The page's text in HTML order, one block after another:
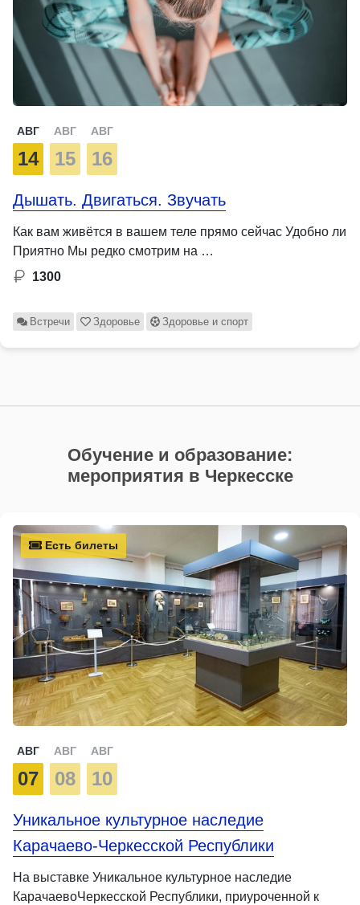
АВГ
14
АВГ
15
АВГ
16
Дышать. Двигаться. Звучать
Как вам живётся в вашем теле прямо сейчас Удобно ли
Приятно Мы редко смотрим на …
1300
Встречи Здоровье Здоровье и спорт
Обучение и образование:
мероприятия в Черкесске
Есть билеты
АВГ
07
АВГ
08
АВГ
10
Уникальное культурное наследие
Карачаево-Черкесской Республики
На выставке Уникальное культурное наследие
КарачаевоЧеркесской Республики, приуроченной к